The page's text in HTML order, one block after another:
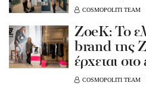
COSMOPOLITI TEAM
ZoeK: Το
brand της
έρχεται
COSMOPOLITI TEAM